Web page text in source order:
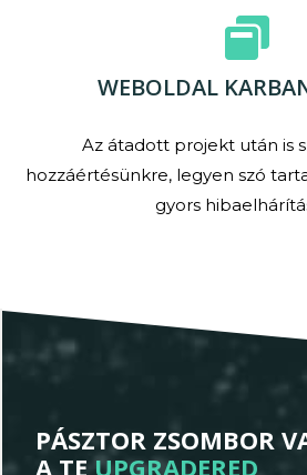
WEBOLDAL
Az átadott projekt után is
hozzáértésünkre, legyen szó
gyors
PÁSZTOR ZSOMBOR
A TE UPGRADERED